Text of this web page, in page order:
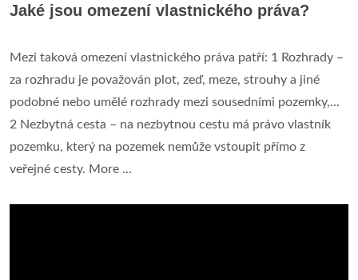
Jaké jsou omezení vlastnického práva?
Mezi taková omezení vlastnického práva patří: 1 Rozhrady –
za rozhradu je považován plot, zeď, meze, strouhy a jiné
podobné nebo umělé rozhrady mezi sousedními pozemky,...
2 Nezbytná cesta – na nezbytnou cestu má právo vlastník
pozemku, který na pozemek nemůže vstoupit přímo z
veřejné cesty. More ...